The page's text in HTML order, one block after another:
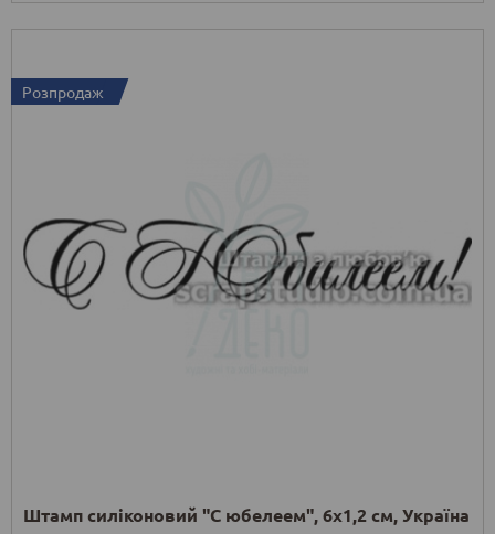
Розпродаж
Штамп силіконовий "С юбелеем", 6x1,2 см, Україна